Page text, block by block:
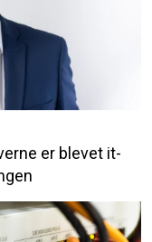
er blevet it-